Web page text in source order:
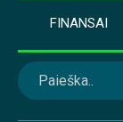
FINANSAI